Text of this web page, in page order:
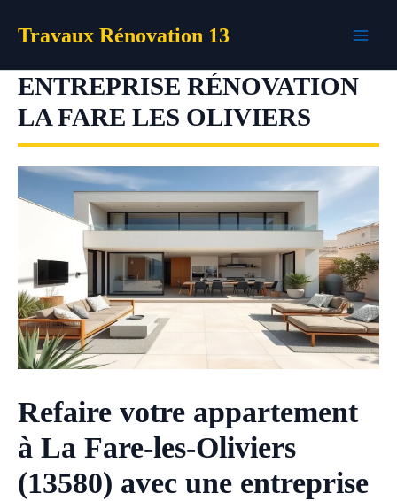
Travaux Rénovation 13
ENTREPRISE RÉNOVATION
LA FARE LES OLIVIERS
Refaire votre appartement
à La Fare-les-Oliviers
(13580) avec une entreprise